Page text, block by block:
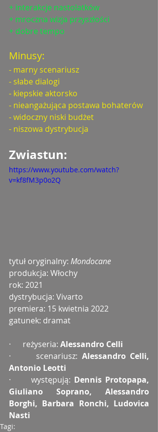
+ interakcje nastolatków
+ mroczna wizja przyszłości
+ dobre tempo
Minusy:
- marny scenariusz
- słabe dialogi
- kiepskie aktorsko
- nieangażująca postawa bohaterów
- widoczny niski budżet
- niszowa dystrybucja
Zwiastun:
https://www.youtube.com/watch?
v=kf8fM3p0o2Q
tytuł oryginalny: Mondocane
produkcja: Włochy
rok: 2021
dystrybucja: Vivarto
premiera: 15 kwietnia 2022
gatunek: dramat
·      reżyseria: Alessandro Celli
·      scenariusz: Alessandro Celli,
Antonio Leotti
·      występują: Dennis Protopapa,
Giuliano Soprano, Alessandro
Borghi, Barbara Ronchi, Ludovica
Nasti
Tagi: